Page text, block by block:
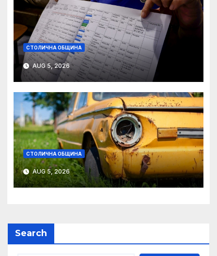
СТОЛИЧНА ОБЩИНА
AUG 5, 2026
СТОЛИЧНА ОБЩИНА
AUG 5, 2026
Search